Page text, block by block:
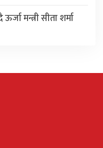
मन्त्री सीता शर्मा